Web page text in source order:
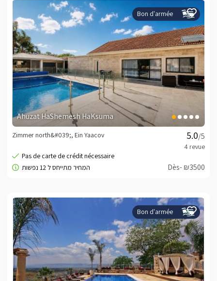
Bon d'armée
Ahuzat HaShemesh HaKsuma
/5
Zimmer north&#039;, Ein Yaacov
Dès- ₪3500
Bon d'armée